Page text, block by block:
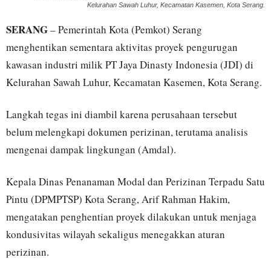
Kelurahan Sawah Luhur, Kecamatan Kasemen, Kota Serang.
SERANG– Pemerintah Kota (Pemkot) Serang
menghentikan sementara aktivitas proyek pengurugan
kawasan industri milik PT Jaya Dinasty Indonesia (JDI) di
Kelurahan Sawah Luhur, Kecamatan Kasemen, Kota Serang.
Langkah tegas ini diambil karena perusahaan tersebut
belum melengkapi dokumen perizinan, terutama analisis
mengenai dampak lingkungan (Amdal).
Kepala Dinas Penanaman Modal dan Perizinan Terpadu Satu
Pintu (DPMPTSP) Kota Serang, Arif Rahman Hakim,
mengatakan penghentian proyek dilakukan untuk menjaga
kondusivitas wilayah sekaligus menegakkan aturan
perizinan.